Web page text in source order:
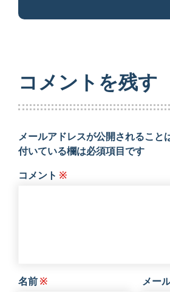
コメントを残す
メールアドレスが公開されること
付いている欄は必須項目です
コメント ※
名前 ※ メー